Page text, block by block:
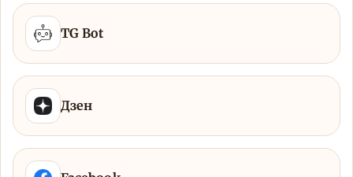
TG Bot
Дзен